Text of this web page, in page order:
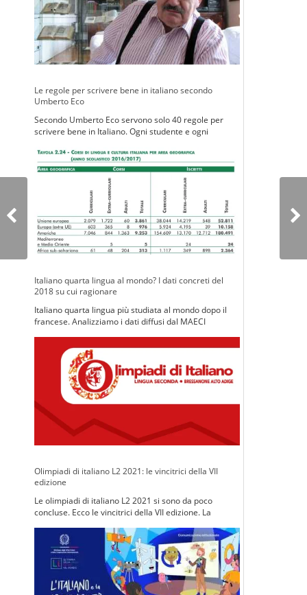
Le regole per scrivere bene in italiano secondo
Umberto Eco
Secondo Umberto Eco servono solo 40 regole per
scrivere bene in Italiano. Ogni studente e ogni
Italiano quarta lingua al mondo? I dati concreti del
2018 su cui ragionare
Italiano quarta lingua più studiata al mondo dopo il
francese. Analizziamo i dati diffusi dal MAECI
Olimpiadi di italiano L2 2021: le vincitrici della VII
edizione
Le olimpiadi di italiano L2 2021 si sono da poco
concluse. Ecco le vincitrici della VII edizione. La